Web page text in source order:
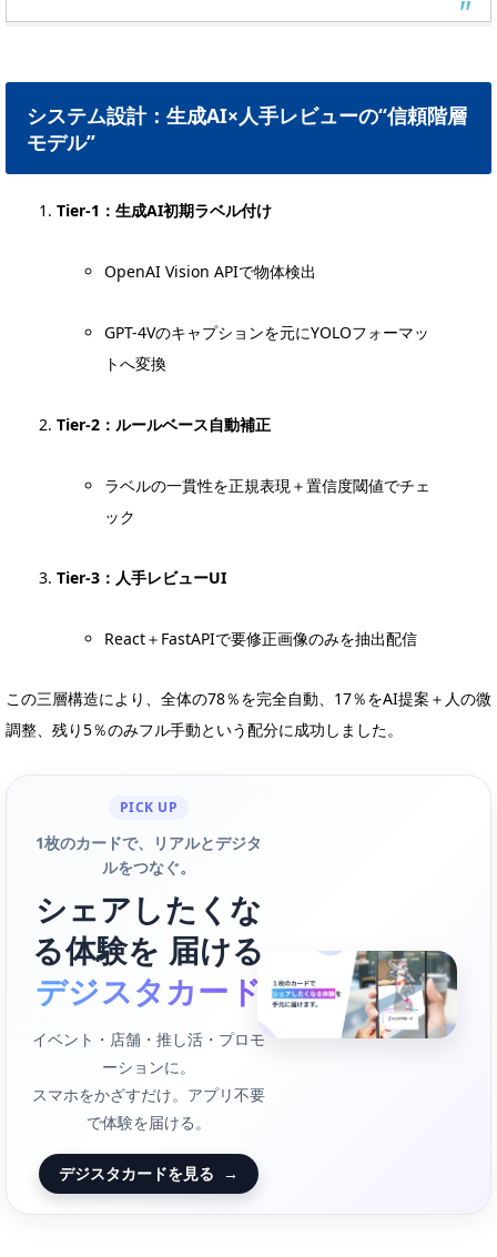
システム設計：生成AI×人手レビューの“信頼階層
モデル”
Tier-1：生成AI初期ラベル付け
OpenAI Vision APIで物体検出
GPT-4Vのキャプションを元にYOLOフォーマッ
トへ変換
Tier-2：ルールベース自動補正
ラベルの一貫性を正規表現＋置信度閾値でチェ
ック
Tier-3：人手レビューUI
React＋FastAPIで要修正画像のみを抽出配信
この三層構造により、全体の78％を完全自動、17％をAI提案＋人の微
調整、残り5％のみフル手動という配分に成功しました。
PICK UP
1枚のカードで、リアルとデジタ
ルをつなぐ。
シェアしたくな
る体験を 届ける
デジスタカード
イベント・店舗・推し活・プロモ
ーションに。
スマホをかざすだけ。アプリ不要
で体験を届ける。
デジスタカードを見る →